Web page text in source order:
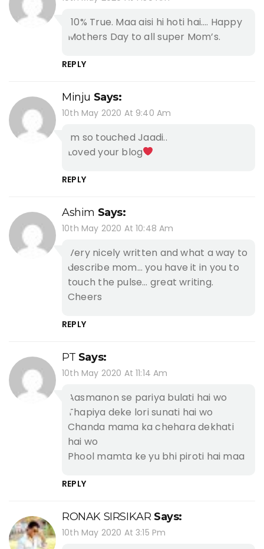
110% True. Maa aisi hi hoti hai…. Happy
Mothers Day to all super Mom’s.
REPLY
Minju Says:
10th May 2020 At 9:40 Am
Im so touched Jaadi..
Loved your blog
REPLY
Ashim Says:
10th May 2020 At 10:48 Am
Very nicely written and what a way to
describe mom… you have it in you to
touch the pulse… great writing.
Cheers
REPLY
PT Says:
10th May 2020 At 11:14 Am
Aasmanon se pariya bulati hai wo
Thapiya deke lori sunati hai wo
Chanda mama ka chehara dekhati
hai wo
Phool mamta ke yu bhi piroti hai maa
REPLY
RONAK SIRSIKAR Says:
10th May 2020 At 3:15 Pm